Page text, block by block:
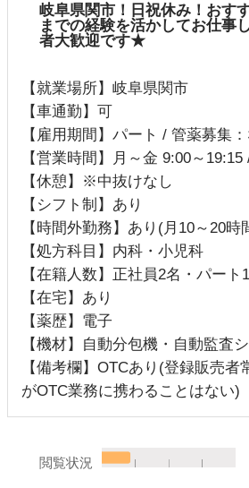
岐阜県関市！日祝休み！おす
までの経験を活かしてお仕事
者大歓迎です★
【就業場所】岐阜県関市
【車通勤】可
【雇用期間】パート / 管薬募集
【営業時間】月～金 9:00～
【休憩】※中抜けなし
【シフト制】あり
【時間外勤務】あり(月10～20時
【処方科目】内科・小児科
【在籍人数】正社員2名・パート
【在宅】あり
【薬歴】電子
【機材】自動分包機・自動監査
【備考欄】OTCあり(登録販売
がOTC業務に携わることはない)
閲覧状況